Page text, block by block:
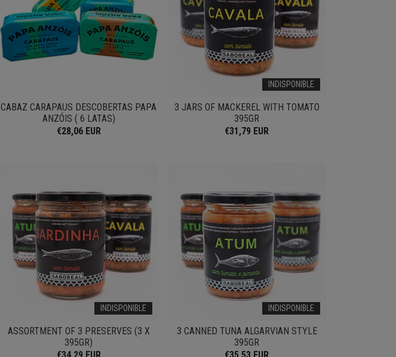
CABAZ CARAPAUS DESCOBERTAS PAPA
ANZÓIS ( 6 LATAS)
€28,06 EUR
INDISPONIBLE
3 JARS OF MACKEREL WITH TOMATO
395GR
€31,79 EUR
INDISPONIBLE
ASSORTMENT OF 3 PRESERVES (3 X
395GR)
INDISPONIBLE
3 CANNED TUNA ALGARVIAN STYLE
395GR